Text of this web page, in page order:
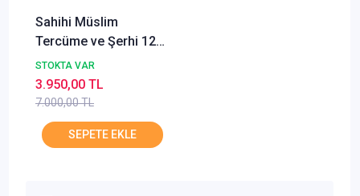
Sahihi Müslim
Tercüme ve Şerhi 12
Cilt Takım Sönmez
Neşriyat
STOKTA VAR
7.000,00 TL
3.950,00 TL